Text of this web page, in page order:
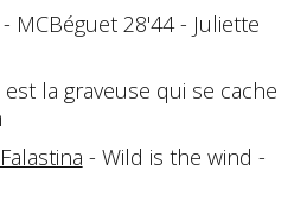
MCBéguet 28'44 - Juliette
la graveuse qui se cache
Falastina - Wild is the wind -